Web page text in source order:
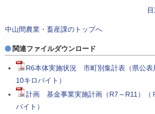
中山間農業・畜産課のトップへ
関連ファイルダウンロード
R6本体実施状況 市町別集計表（県公表
10キロバイト）
計画 基金事業実施計画（R7～R11）（
バイト）